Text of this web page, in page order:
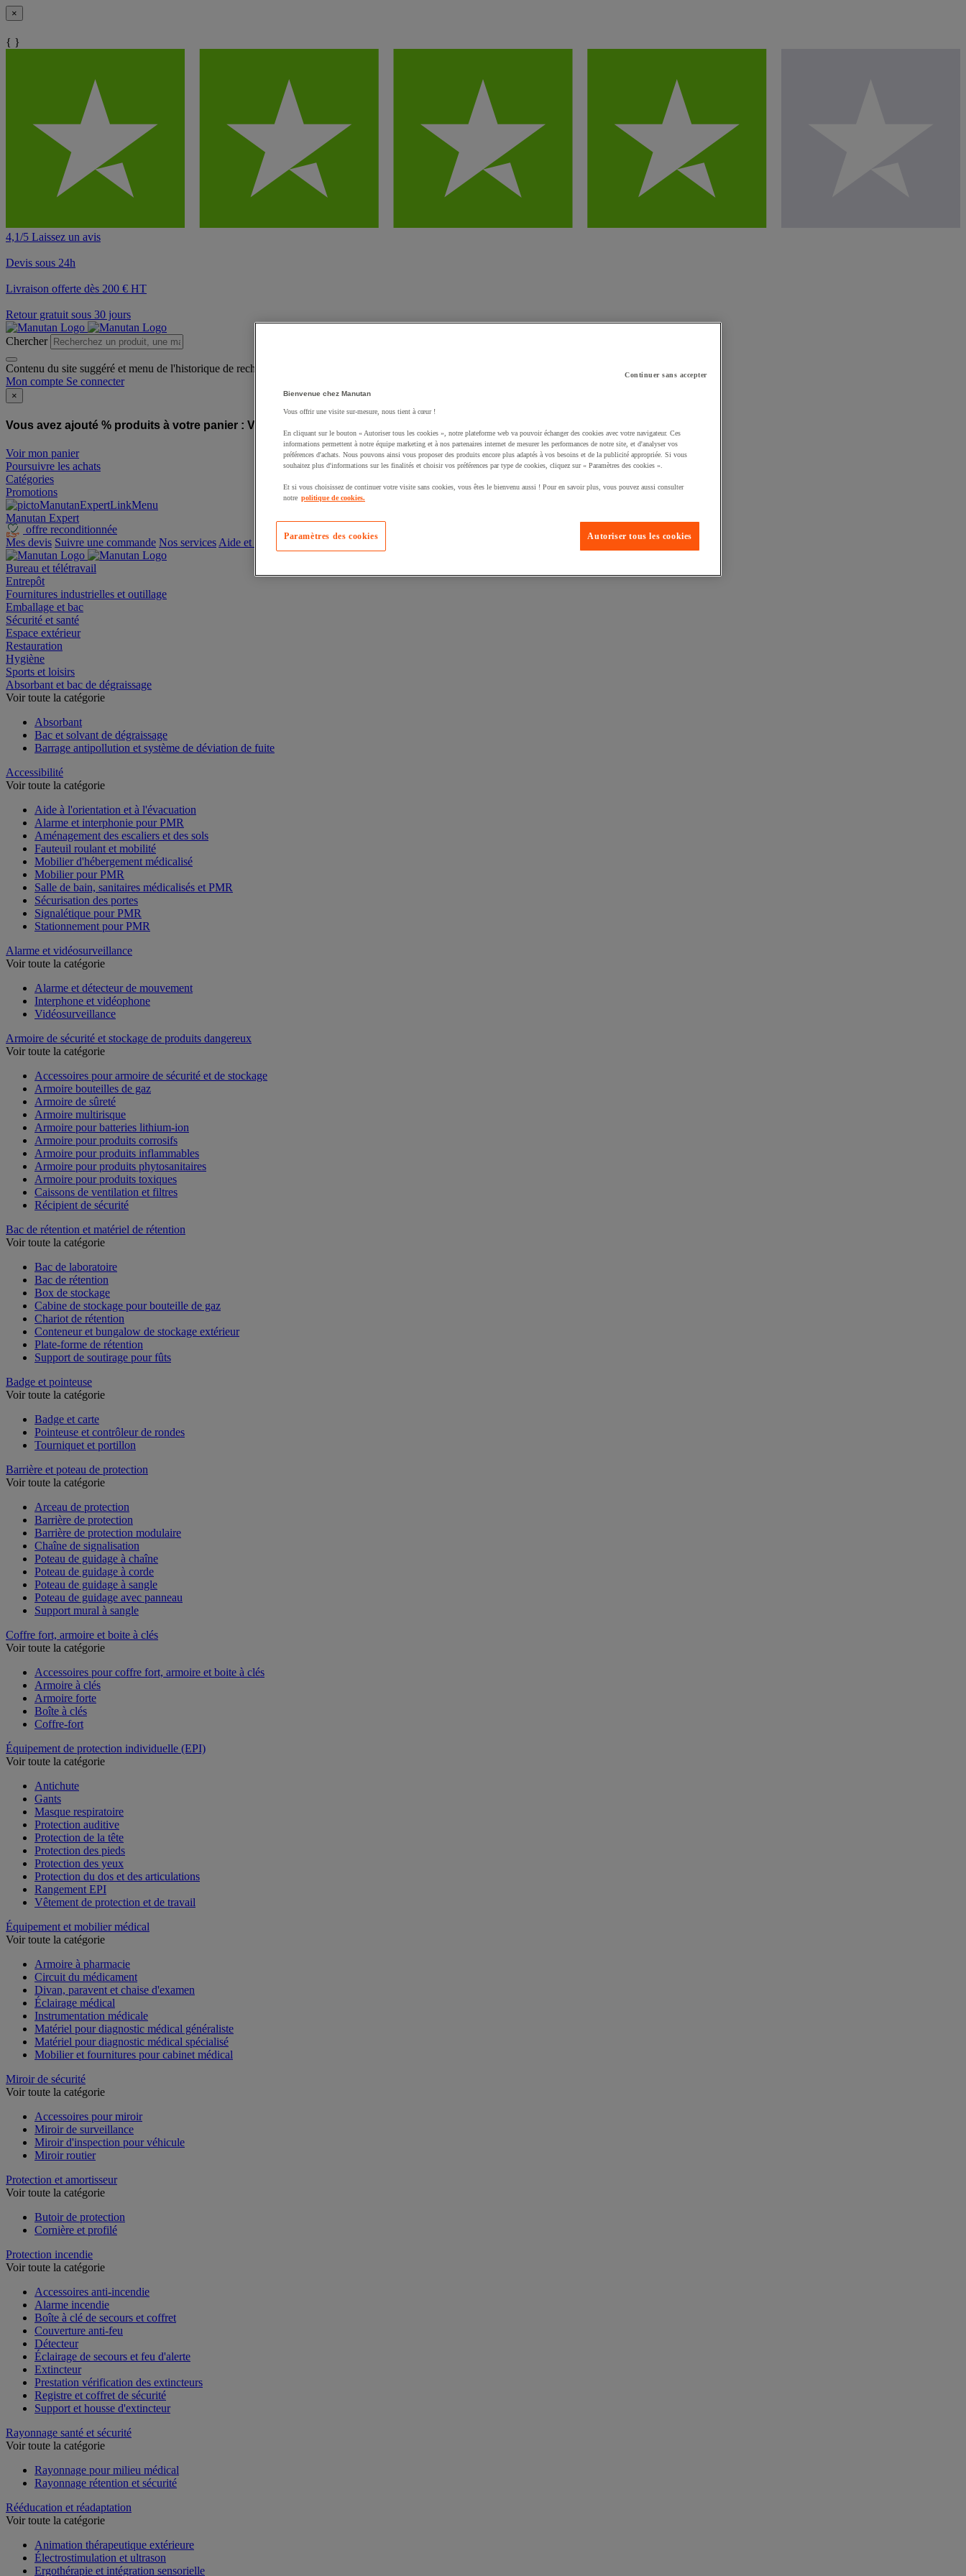
×
{ }
4,1/5 Laissez un avis
Devis sous 24h
Livraison offerte dès 200 € HT
Retour gratuit sous 30 jours
Chercher
Contenu du site suggéré et menu de l'historique de recherche
Mon compte Se connecter
×
Vous avez ajouté % produits à votre panier : Vous avez ajouté un produit à votre panier :
Voir mon panier
Poursuivre les achats
Catégories
Promotions
Manutan Expert
offre reconditionnée
Mes devis Suivre une commande Nos services Aide et contact
Bureau et télétravail
Entrepôt
Fournitures industrielles et outillage
Emballage et bac
Sécurité et santé
Espace extérieur
Restauration
Hygiène
Sports et loisirs
Absorbant et bac de dégraissage
Voir toute la catégorie
Absorbant
Bac et solvant de dégraissage
Barrage antipollution et système de déviation de fuite
Accessibilité
Voir toute la catégorie
Aide à l'orientation et à l'évacuation
Alarme et interphonie pour PMR
Aménagement des escaliers et des sols
Fauteuil roulant et mobilité
Mobilier d'hébergement médicalisé
Mobilier pour PMR
Salle de bain, sanitaires médicalisés et PMR
Sécurisation des portes
Signalétique pour PMR
Stationnement pour PMR
Alarme et vidéosurveillance
Voir toute la catégorie
Alarme et détecteur de mouvement
Interphone et vidéophone
Vidéosurveillance
Armoire de sécurité et stockage de produits dangereux
Voir toute la catégorie
Accessoires pour armoire de sécurité et de stockage
Armoire bouteilles de gaz
Armoire de sûreté
Armoire multirisque
Armoire pour batteries lithium-ion
Armoire pour produits corrosifs
Armoire pour produits inflammables
Armoire pour produits phytosanitaires
Armoire pour produits toxiques
Caissons de ventilation et filtres
Récipient de sécurité
Bac de rétention et matériel de rétention
Voir toute la catégorie
Bac de laboratoire
Bac de rétention
Box de stockage
Cabine de stockage pour bouteille de gaz
Chariot de rétention
Conteneur et bungalow de stockage extérieur
Plate-forme de rétention
Support de soutirage pour fûts
Badge et pointeuse
Voir toute la catégorie
Badge et carte
Pointeuse et contrôleur de rondes
Tourniquet et portillon
Barrière et poteau de protection
Voir toute la catégorie
Arceau de protection
Barrière de protection
Barrière de protection modulaire
Chaîne de signalisation
Poteau de guidage à chaîne
Poteau de guidage à corde
Poteau de guidage à sangle
Poteau de guidage avec panneau
Support mural à sangle
Coffre fort, armoire et boite à clés
Voir toute la catégorie
Accessoires pour coffre fort, armoire et boite à clés
Armoire à clés
Armoire forte
Boîte à clés
Coffre-fort
Équipement de protection individuelle (EPI)
Voir toute la catégorie
Antichute
Gants
Masque respiratoire
Protection auditive
Protection de la tête
Protection des pieds
Protection des yeux
Protection du dos et des articulations
Rangement EPI
Vêtement de protection et de travail
Équipement et mobilier médical
Voir toute la catégorie
Armoire à pharmacie
Circuit du médicament
Divan, paravent et chaise d'examen
Éclairage médical
Instrumentation médicale
Matériel pour diagnostic médical généraliste
Matériel pour diagnostic médical spécialisé
Mobilier et fournitures pour cabinet médical
Miroir de sécurité
Voir toute la catégorie
Accessoires pour miroir
Miroir de surveillance
Miroir d'inspection pour véhicule
Miroir routier
Protection et amortisseur
Voir toute la catégorie
Butoir de protection
Cornière et profilé
Protection incendie
Voir toute la catégorie
Accessoires anti-incendie
Alarme incendie
Boîte à clé de secours et coffret
Couverture anti-feu
Détecteur
Éclairage de secours et feu d'alerte
Extincteur
Prestation vérification des extincteurs
Registre et coffret de sécurité
Support et housse d'extincteur
Rayonnage santé et sécurité
Voir toute la catégorie
Rayonnage pour milieu médical
Rayonnage rétention et sécurité
Rééducation et réadaptation
Voir toute la catégorie
Animation thérapeutique extérieure
Électrostimulation et ultrason
Ergothérapie et intégration sensorielle
Continuer sans accepter
Bienvenue chez Manutan
Vous offrir une visite sur-mesure, nous tient à cœur !
En cliquant sur le bouton « Autoriser tous les cookies », notre plateforme web va pouvoir échanger des cookies avec votre navigateur. Ces
informations permettent à notre équipe marketing et à nos partenaires internet de mesurer les performances de notre site, et d'analyser vos
préférences d'achats. Nous pouvons ainsi vous proposer des produits encore plus adaptés à vos besoins et de la publicité appropriée. Si vous
souhaitez plus d'informations sur les finalités et choisir vos préférences par type de cookies, cliquez sur « Paramètres des cookies ».
Et si vous choisissez de continuer votre visite sans cookies, vous êtes le bienvenu aussi ! Pour en savoir plus, vous pouvez aussi consulter
notre politique de cookies.
Autoriser tous les cookies
Paramètres des cookies